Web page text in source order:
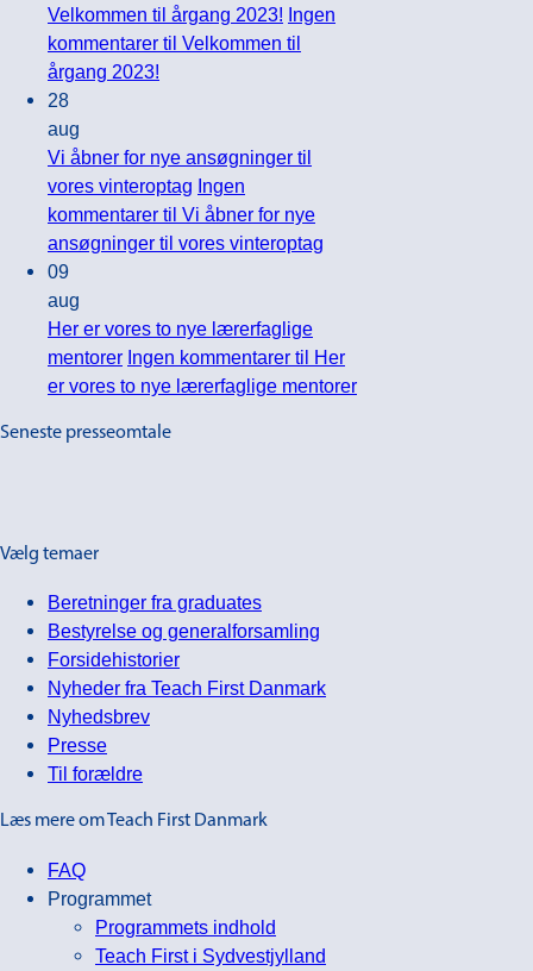
Velkommen til årgang 2023! Ingen
kommentarer til Velkommen til
årgang 2023!
28
aug
Vi åbner for nye ansøgninger til
vores vinteroptag Ingen
kommentarer til Vi åbner for nye
ansøgninger til vores vinteroptag
09
aug
Her er vores to nye lærerfaglige
mentorer Ingen kommentarer til Her
er vores to nye lærerfaglige mentorer
Seneste presseomtale
Vælg temaer
Beretninger fra graduates
Bestyrelse og generalforsamling
Forsidehistorier
Nyheder fra Teach First Danmark
Nyhedsbrev
Presse
Til forældre
Læs mere om Teach First Danmark
FAQ
Programmet
Programmets indhold
Teach First i Sydvestjylland